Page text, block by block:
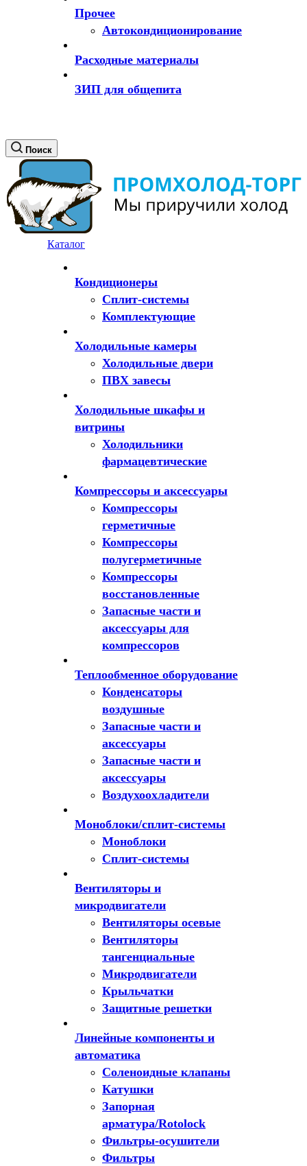
Прочее
Автокондиционирование
Расходные материалы
ЗИП для общепита
Поиск
Каталог
Кондиционеры
Сплит-системы
Комплектующие
Холодильные камеры
Холодильные двери
ПВХ завесы
Холодильные шкафы и
витрины
Холодильники
фармацевтические
Компрессоры и аксессуары
Компрессоры
герметичные
Компрессоры
полугерметичные
Компрессоры
восстановленные
Запасные части и
аксессуары для
компрессоров
Теплообменное оборудование
Конденсаторы
воздушные
Запасные части и
аксессуары
Запасные части и
аксессуары
Воздухоохладители
Моноблоки/сплит-системы
Моноблоки
Сплит-системы
Вентиляторы и
микродвигатели
Вентиляторы осевые
Вентиляторы
тангенциальные
Микродвигатели
Крыльчатки
Защитные решетки
Линейные компоненты и
автоматика
Соленоидные клапаны
Катушки
Запорная
арматура/Rotolock
Фильтры-осушители
Фильтры